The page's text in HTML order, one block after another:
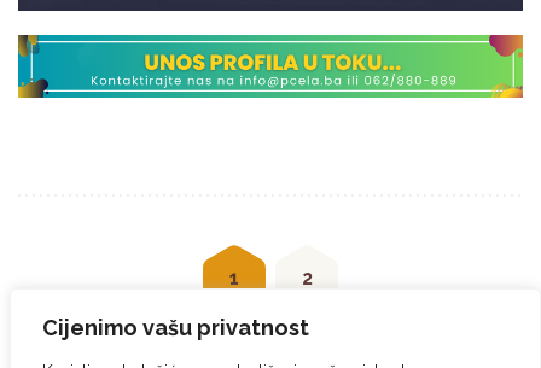
Cijenimo vašu privatnost
1 2